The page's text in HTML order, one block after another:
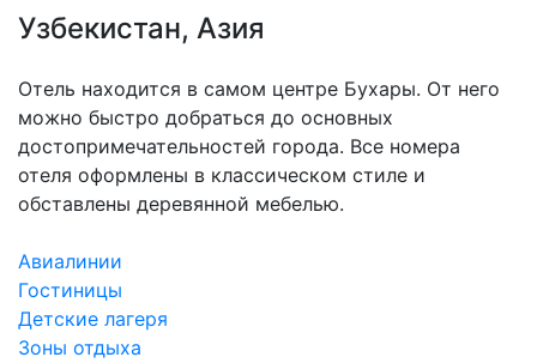
Узбекистан, Азия
Отель находится в самом центре Бухары. От него
можно быстро добраться до основных
достопримечательностей города. Все номера
отеля оформлены в классическом стиле и
обставлены деревянной мебелью.
Авиалинии
Гостиницы
Детские лагеря
Зоны отдыха